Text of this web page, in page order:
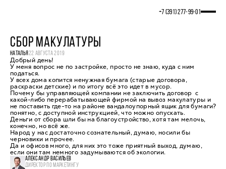
+7 (391) 277‒99‒01
СБОР МАКУЛАТУРЫ
НАТАЛЬЯ22 АВГУСТА 2019
Добрый день!
У меня вопрос не по застройке, просто не знаю, куда с ним
податься.
У всех дома копится ненужная бумага (старые договора,
раскраски детские) и по итогу всё это идет в мусор.
Почему бы управляющей компании не заключить договор с
какой-либо перерабатывающей фирмой на вывоз макулатуры и
не поставить где-то на районе вандалоупорный ящик для бумаги?
понятно, с доступной инструкцией, что можно опускать.
Деньги от сбора шли бы на благоустройство, хотя там мелочь,
конечно, но всё же.
Народ у нас достаточно сознательный, думаю, носили бы
черновики и прочее.
Да и офисов много, для них это тоже приятный выход, думаю,
если они там немного задумываются об экологии.
АЛЕКСАНДР ВАСИЛЬЕВ
ДИРЕКТОР ПО МАРКЕТИНГУ